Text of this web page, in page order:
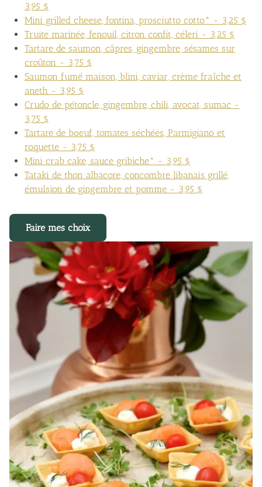
3,95 $
Mini grilled cheese, fontina, prosciutto cotto* - 3,25 $
Truite marinée, fenouil, citron confit, céleri - 3,25 $
Tartare de saumon, câpres, gingembre, sésames sur
croûton - 3,75 $
Saumon fumé maison, blini, caviar, crème fraîche et
aneth - 3,95 $
Crudo de pétoncle, gingembre, chili, avocat, sumac -
3,75 $
Tartare de boeuf, tomates séchées, Parmigiano et
roquette - 3,75 $
Mini crab cake, sauce gribiche* - 3,95 $
Tataki de thon albacore, concombre libanais grillé,
émulsion de gingembre et pomme - 3,95 $
Faire mes choix